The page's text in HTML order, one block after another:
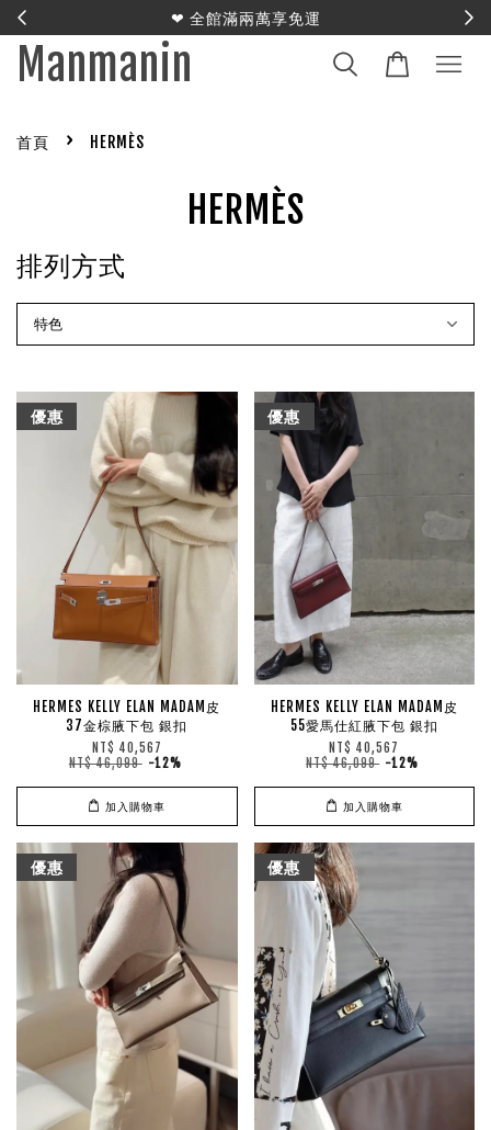
❤︎ 全館滿兩萬享免運
Manmanin
首頁 › HERMÈS
HERMÈS
排列方式
優惠
HERMES KELLY ELAN MADAM皮
37金棕腋下包 銀扣
NT$ 40,567
NT$ 46,099 -12%
加入購物車
優惠
HERMES KELLY ELAN MADAM皮
55愛馬仕紅腋下包 銀扣
NT$ 40,567
NT$ 46,099 -12%
加入購物車
優惠 優惠